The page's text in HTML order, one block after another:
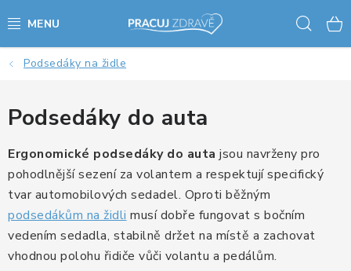
na
AKCE - SLEVY - VÝPRODEJ
STOLY A ŽIDLE
VÝŠKOVĚ NASTAVITELNÉ STOLY
KANCELÁŘSKÉ PSACÍ STOLY
NOHY KE STOLU A PODNOŽE
Podsedáky na židle
Podsedáky do auta
Ergonomické podsedáky do auta jsou navrženy pro
pohodlnější sezení za volantem a respektují specifický
tvar automobilových sedadel. Oproti běžným
podsedákům na židli musí dobře fungovat s bočním
vedením sedadla, stabilně držet na místě a zachovat
vhodnou polohu řidiče vůči volantu a pedálům.